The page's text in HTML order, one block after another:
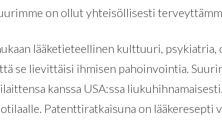
on ollut yhteisöllisesti
lääketieteellinen kulttuuri, psykiatria,
se lievittäisi ihmisen pahoinvointia.
kanssa USA:ssa
Patenttiratkaisuna on lääkeresepti